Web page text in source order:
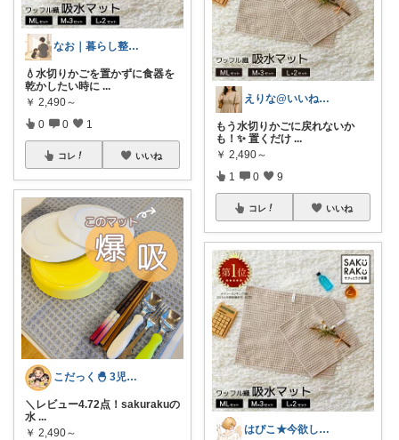
なお｜暮らし整えROOM｜犬もいます🐕
💧水切りかごを置かずに食器を
乾かしたい時に ...
￥ 2,490～
0 0 1
コレ いいね
こだっく🐣 3児のママ
＼レビュー4.72点！sakurakuの
水 ...
￥ 2,490～
えりな@いいね100%バック💓
もう水切りかごに戻れないか
も！✨ 置くだけ ...
￥ 2,490～
1 0 9
コレ いいね
はぴこ★今欲しい厳選アイテム